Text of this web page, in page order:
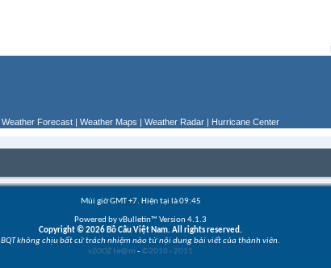
Weather Forecast | Weather Maps | Weather Radar | Hurricane Center
Múi giờ GMT +7. Hiện tại là09:45
Powered by vBulletin™ Version 4.1.3
Copyright © 2026 Bồ Câu Việt Nam. All rights reserved.
BQT không chịu bất cứ trách nhiệm nào từ nội dung bài viết của thành viên.
vZOOZ te@m - ©2010 - 2011